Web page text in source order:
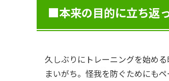
■本来の目的に立ち返
久しぶりにトレーニングを始め
まいがち。怪我を防ぐためにも